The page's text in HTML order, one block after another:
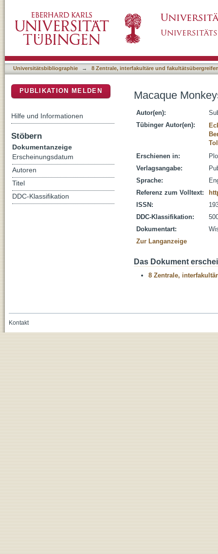
Universitätsbibliographie → 8 Zentrale, interfakultäre und
Macaque
Autor(en):
Tübinger Autor(en):
Erschienen in:
Verlagsangabe:
Sprache:
Referenz zum Volltext:
ISSN:
DDC-Klassifikation:
Dokumentart:
Zur Langanzeige
Das Dokument
8 Zentrale,
PUBLIKATION MELDEN
Hilfe und Informationen
Stöbern
Dokumentanzeige
Erscheinungsdatum
Autoren
Titel
DDC-Klassifikation
Kontakt